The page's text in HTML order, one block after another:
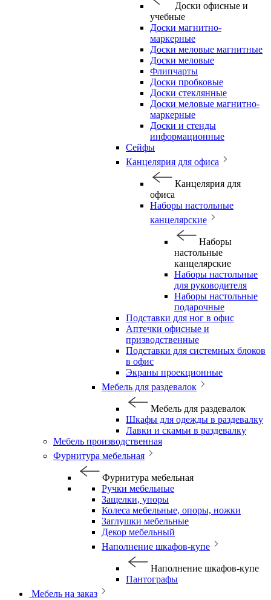
Доски офисные и
учебные
Доски магнитно-
маркерные
Доски меловые магнитные
Доски меловые
Флипчарты
Доски пробковые
Доски стеклянные
Доски меловые магнитно-
маркерные
Доски и стенды
информационные
Сейфы
Канцелярия для офиса
Канцелярия для
офиса
Наборы настольные
канцелярские
Наборы
настольные
канцелярские
Наборы настольные
для руководителя
Наборы настольные
подарочные
Подставки для ног в офис
Аптечки офисные и
призводственные
Подставки для системных блоков
в офис
Экраны проекционные
Мебель для раздевалок
Мебель для раздевалок
Шкафы для одежды в раздевалку
Лавки и скамьи в раздевалку
Мебель производственная
Фурнитура мебельная
Фурнитура мебельная
Ручки мебельные
Защелки, упоры
Колеса мебельные, опоры, ножки
Заглушки мебельные
Декор мебельный
Наполнение шкафов-купе
Наполнение шкафов-купе
Пантографы
Мебель на заказ